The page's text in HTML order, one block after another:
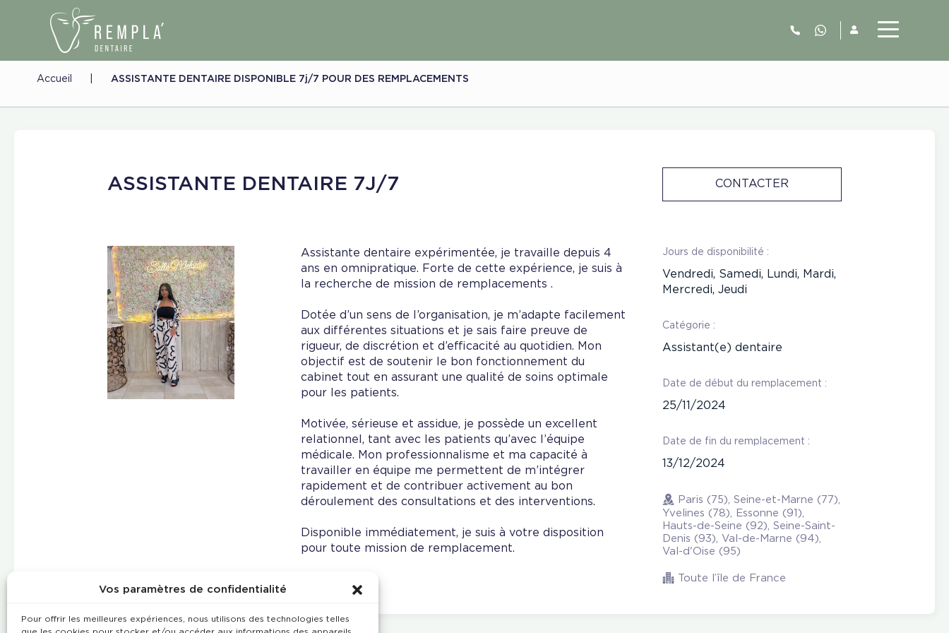
Vos paramètres de confidentialité
Pour offrir les meilleures expériences, nous utilisons des technologies telles
06.52.63.77.73
Accueil ASSISTANTE DENTAIRE DISPONIBLE 7j/7 POUR DES REMPLACEMENTS
ASSISTANTE DENTAIRE 7J/7 CONTACTER
Assistante dentaire expérimentée, je travaille depuis 4
ans en omnipratique. Forte de cette expérience, je suis à
la recherche de mission de remplacements .
Dotée d’un sens de l’organisation, je m’adapte facilement
aux différentes situations et je sais faire preuve de
rigueur, de discrétion et d’efficacité au quotidien. Mon
objectif est de soutenir le bon fonctionnement du
cabinet tout en assurant une qualité de soins optimale
pour les patients.
Motivée, sérieuse et assidue, je possède un excellent
relationnel, tant avec les patients qu’avec l’équipe
médicale. Mon professionnalisme et ma capacité à
travailler en équipe me permettent de m’intégrer
rapidement et de contribuer activement au bon
déroulement des consultations et des interventions.
Disponible immédiatement, je suis à votre disposition
pour toute mission de remplacement.
Jours de disponibilité :
Vendredi, Samedi, Lundi, Mardi,
Mercredi, Jeudi
Catégorie :
Assistant(e) dentaire
Date de début du remplacement :
25/11/2024
Date de fin du remplacement :
13/12/2024
Paris (75), Seine-et-Marne (77),
Yvelines (78), Essonne (91),
Hauts-de-Seine (92), Seine-Saint-
Denis (93), Val-de-Marne (94),
Val-d'Oise (95)
Toute l’île de France